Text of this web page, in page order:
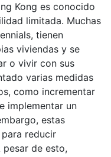
Kong es conocido
limitada. Muchas
tienen
viviendas y se
o vivir con sus
varias medidas
como incrementar
implementar un
estas
reducir
de esto,